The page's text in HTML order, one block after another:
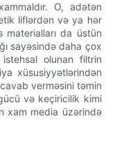
O, adətən
liflərdən və ya hər
materialları da üstün
sayəsində daha çox
istehsal olunan filtrin
xüsusiyyətlərindən
verməsini təmin
və keçiricilik kimi
xam media üzərində